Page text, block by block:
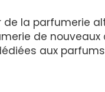
de la parfumerie
de
aux